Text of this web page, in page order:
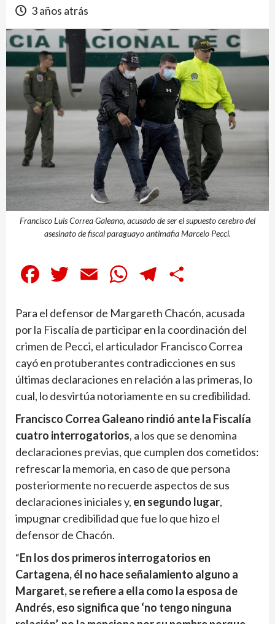
3 años atrás
Francisco Luis Correa Galeano, acusado de ser el supuesto cerebro del
asesinato de fiscal paraguayo antimafia Marcelo Pecci.
FacebookTwitter Email WhatsAppTelegram
Para el defensor de Margareth Chacón, acusada
por la Fiscalía de participar en la coordinación del
crimen de Pecci, el articulador Francisco Correa
cayó en protuberantes contradicciones en sus
últimas declaraciones en relación a las primeras, lo
cual, lo desvirtúa notoriamente en su credibilidad.
Francisco Correa Galeano rindió ante la Fiscalía
cuatro interrogatorios, a los que se denomina
declaraciones previas, que cumplen dos cometidos:
refrescar la memoria, en caso de que persona
posteriormente no recuerde aspectos de sus
declaraciones iniciales y, en segundo lugar,
impugnar credibilidad que fue lo que hizo el
defensor de Chacón.
“En los dos primeros interrogatorios en
Cartagena, él no hace señalamiento alguno a
Margaret, se refiere a ella como la esposa de
Andrés, eso significa que ‘no tengo ninguna